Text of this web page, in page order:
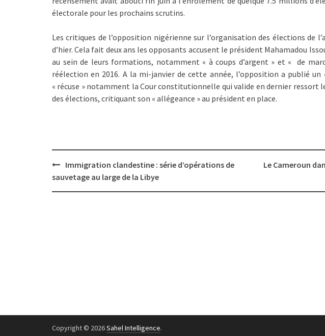
électorale pour les prochains scrutins.
Les critiques de l’opposition nigérienne sur l’organisation des élections de
d’hier. Cela fait deux ans les opposants accusent le président Mahamadou
au sein de leurs formations, notamment « à coups d’argent » et « de
réélection en 2016. A la mi-janvier de cette année, l’opposition a publié
« récuse » notamment la Cour constitutionnelle qui valide en dernier ressort
des élections, critiquant son « allégeance » au président en place.
Post
navigation
Immigration clandestine : série d’opérations de
sauvetage au large de la Libye
Le Cameroun
Copyright © 2026Sahel Intelligence.